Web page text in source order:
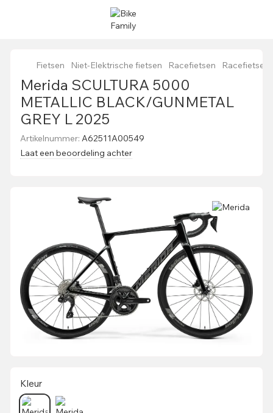
Fietsen Niet-Elektrische fietsen Racefietsen Racefietsen
Merida SCULTURA 5000
METALLIC BLACK/GUNMETAL
GREY L 2025
Artikelnummer: A62511A00549
Laat een beoordeling achter
Kleur